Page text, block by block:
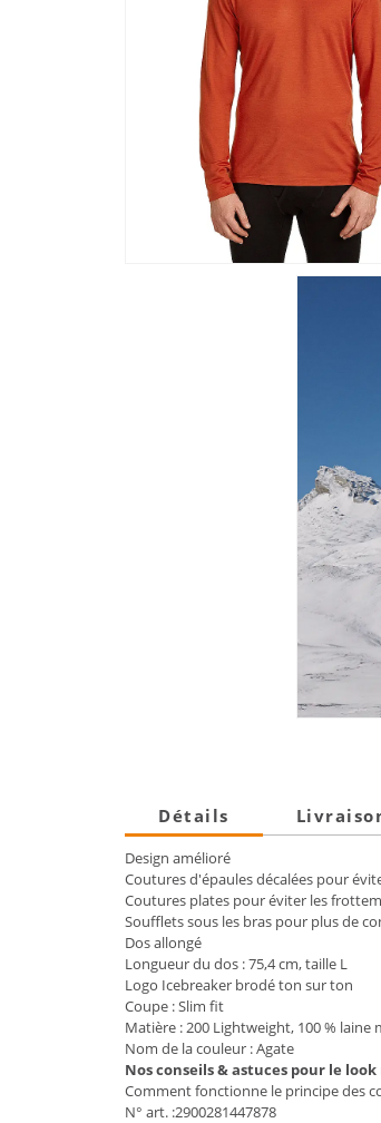
Détails
Design amélioré
Coutures d'épaules décalées pour
Coutures plates pour éviter les
Soufflets sous les bras pour plus de
Dos allongé
Longueur du dos : 75,4 cm, taille L
Logo Icebreaker brodé ton sur ton
Coupe : Slim fit
Matière : 200 Lightweight, 100 % laine
Nom de la couleur : Agate
Nos conseils & astuces pour le
Comment fonctionne le principe des
N° art. :2900281447878